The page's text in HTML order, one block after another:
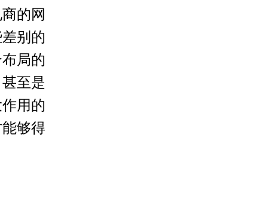
的网
别的
局的
至是
用的
够得